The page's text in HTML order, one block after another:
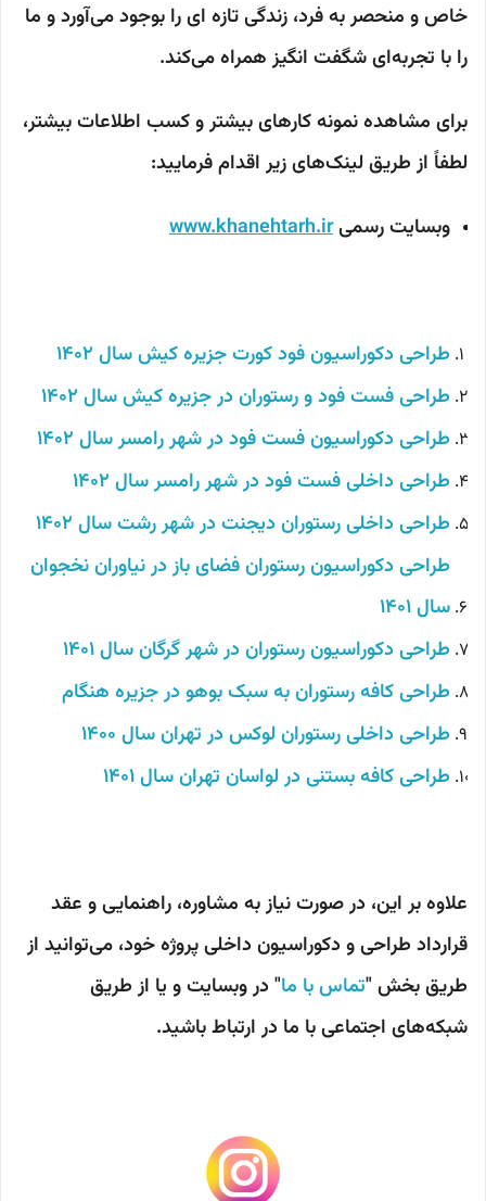
خاص و منحصر به فرد، زندگی تازه ای را بوجود می‌آورد و ما
را با تجربه‌ای شگفت انگیز همراه می‌کند.
برای مشاهده نمونه کارهای بیشتر و کسب اطلاعات بیشتر،
لطفاً از طریق لینک‌های زیر اقدام فرمایید:
وبسایت رسمیwww.khanehtarh.ir
طراحی دکوراسیون فود کورت جزیره کیشسال 1402
طراحی فست فود و رستوران در جزیره کیش سال 1402
طراحی دکوراسیون فست فود در شهر رامسر سال 1402
طراحی داخلی فست فود در شهر رامسر سال 1402
طراحی داخلی رستوران دیجنت در شهر رشت سال 1402
طراحی دکوراسیون رستوران فضای باز در نیاوران نخجوان
سال 1401
طراحی دکوراسیون رستوران در شهر گرگان سال 1401
طراحی کافه رستوران به سبک بوهو در جزیره هنگام
طراحی داخلی رستوران لوکس در تهران سال 1400
طراحی کافه بستنی در لواسان تهران سال 1401
علاوه بر این، در صورت نیاز به مشاوره، راهنمایی و عقد
قرارداد طراحی و دکوراسیون داخلی پروژه خود، می‌توانید از
طریق بخش "تماس با ما" در وبسایت و یا از طریق
شبکه‌های اجتماعی با ما در ارتباط باشید.